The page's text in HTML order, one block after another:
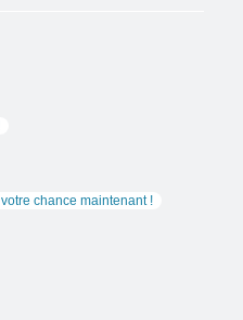
chance maintenant !